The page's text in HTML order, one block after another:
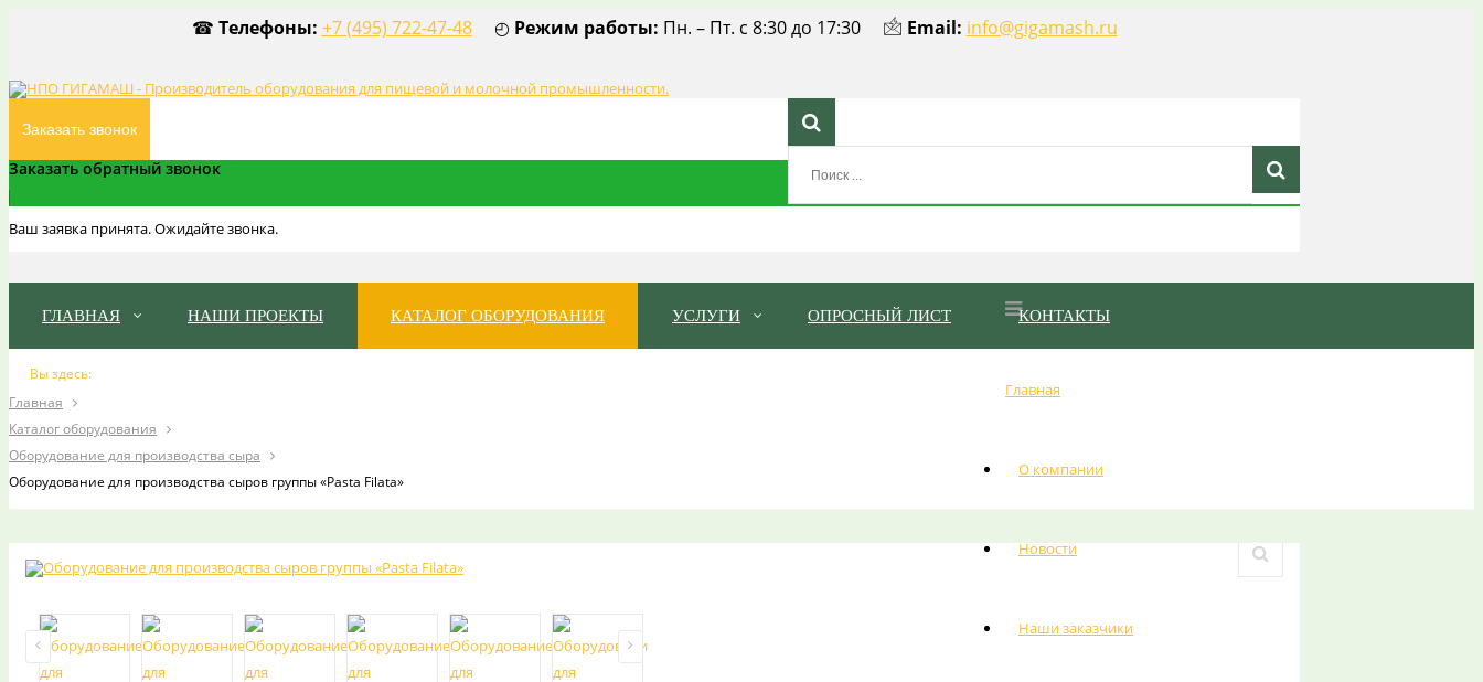
☎ Телефоны: +7 (495) 722-47-48◴ Режим работы: Пн. – Пт. с 8:30 до 17:30 🖄 Email: info@gigamash.ru
Заказать звонок
Заказать обратный звонок
Ваш заявка принята. Ожидайте звонка.
ГЛАВНАЯ НАШИ ПРОЕКТЫ КАТАЛОГ ОБОРУДОВАНИЯ УСЛУГИ ОПРОСНЫЙ ЛИСТ КОНТАКТЫ
Главная
О компании
Новости
Наши заказчики
Вы здесь:
Главная
Каталог оборудования
Оборудование для производства сыра
Оборудование для производства сыров группы «Pasta Filata»